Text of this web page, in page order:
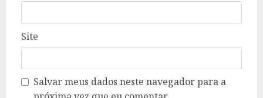
Site
Salvar meus dados neste navegador para a